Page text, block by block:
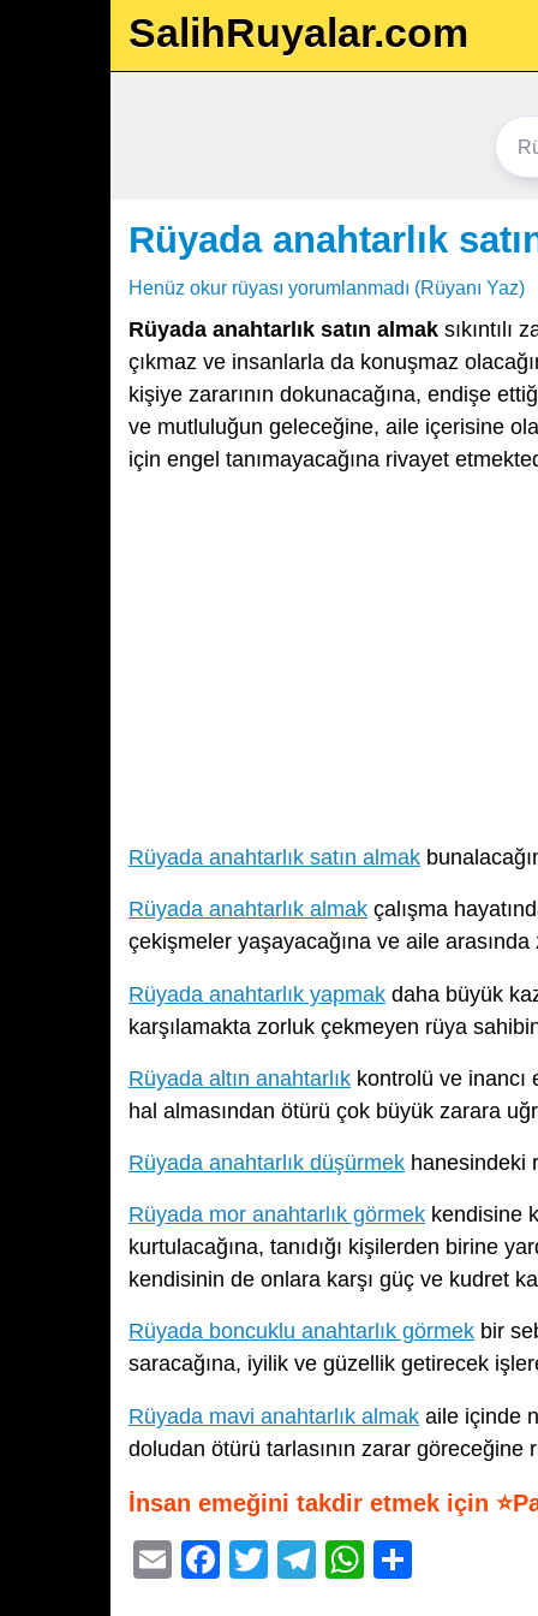
SalihRuyalar.com
Rüyada anahtarlık
Henüz okur rüyası yorumlanmadı (Rüyanı Yaz)
Rüyada anahtarlık satın almak sıkıntılı
çıkmaz ve insanlarla da konuşmaz
kişiye zararının dokunacağına, endişe
ve mutluluğun geleceğine, aile içerisine
için engel tanımayacağına rivayet
Rüyada anahtarlık satın almak
Rüyada anahtarlık almak çalışma
çekişmeler yaşayacağına ve aile
Rüyada anahtarlık yapmak daha büyük
karşılamakta zorluk çekmeyen rüya
Rüyada altın anahtarlık kontrolü ve inancı
hal almasından ötürü çok büyük zarara
Rüyada anahtarlık düşürmek hanesindeki
Rüyada mor anahtarlık görmek kendisine
kurtulacağına, tanıdığı kişilerden birine
kendisinin de onlara karşı güç ve kudret
Rüyada boncuklu anahtarlık görmek bir
saracağına, iyilik ve güzellik getirecek
Rüyada mavi anahtarlık almak aile içinde
doludan ötürü tarlasının zarar göreceğine
İnsan emeğini takdir etmek için
E
F
T
T
W